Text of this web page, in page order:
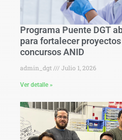
Programa Puente DGT
para fortalecer
concursos ANID
admin_dgt Julio 1, 2026
Ver detalle »